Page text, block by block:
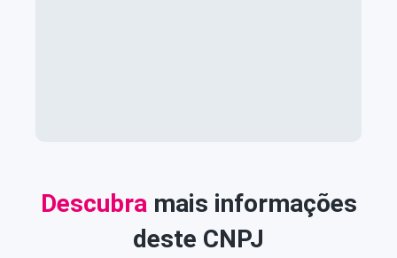
Descubra mais informações
deste CNPJ